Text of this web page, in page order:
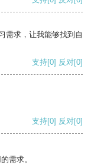
需求，让我能够找到自
支持[0] 反对[0]
支持[0] 反对[0]
需求。